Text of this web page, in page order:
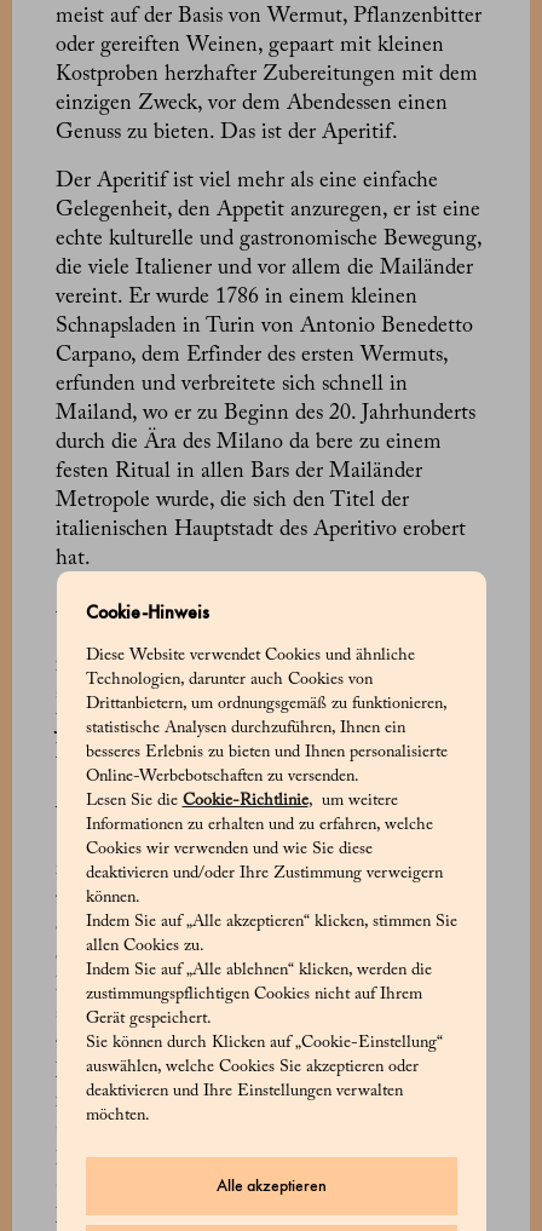
Cookie-Hinweis
Diese Website verwendet Cookies und ähnliche
Technologien, darunter auch Cookies von
Drittanbietern, um ordnungsgemäß zu funktionieren,
statistische Analysen durchzuführen, Ihnen ein
besseres Erlebnis zu bieten und Ihnen personalisierte
Online-Werbebotschaften zu versenden.
Lesen Sie die Cookie-Richtlinie, um weitere
Informationen zu erhalten und zu erfahren, welche
Cookies wir verwenden und wie Sie diese
deaktivieren und/oder Ihre Zustimmung verweigern
können.
Indem Sie auf „Alle akzeptieren“ klicken, stimmen Sie
allen Cookies zu.
Indem Sie auf „Alle ablehnen“ klicken, werden die
zustimmungspflichtigen Cookies nicht auf Ihrem
Gerät gespeichert.
Sie können durch Klicken auf „Cookie-Einstellung“
auswählen, welche Cookies Sie akzeptieren oder
deaktivieren und Ihre Einstellungen verwalten
möchten.
Alle akzeptieren
meist auf der Basis von Wermut, Pflanzenbitter
oder gereiften Weinen, gepaart mit kleinen
Kostproben herzhafter Zubereitungen mit dem
einzigen Zweck, vor dem Abendessen einen
Genuss zu bieten. Das ist der Aperitif.
Der Aperitif ist viel mehr als eine einfache
Gelegenheit, den Appetit anzuregen, er ist eine
echte kulturelle und gastronomische Bewegung,
die viele Italiener und vor allem die Mailänder
vereint. Er wurde 1786 in einem kleinen
Schnapsladen in Turin von Antonio Benedetto
Carpano, dem Erfinder des ersten Wermuts,
erfunden und verbreitete sich schnell in
Mailand, wo er zu Beginn des 20. Jahrhunderts
durch die Ära des Milano da bere zu einem
festen Ritual in allen Bars der Mailänder
Metropole wurde, die sich den Titel der
italienischen Hauptstadt des Aperitivo erobert
hat.
Angelo Marchesi, der erste Patron der
für die Anziehungskraft dieser Nouvelle Vague
sensibilisiert und führte sie in den 1930er
Jahren in der historischen Bar in der Via Santa
Maria alla Porta ein, die sofort als eines der
Kultlokale für Aperitifs in der Stadt anerkannt
wurde. Neben Torten und anderen
Köstlichkeiten traten kleine herzhafte Mignons
ihren Siegeszug auf der Konditortheke an,
zusammen mit Polybibites auf Spirituosenbasis,
die alle mit der gleichen Liebe zum Detail und
der immensen Liebe zum Rohmaterial
hergestellt wurden, die der Konditor in jede
seiner Kreationen legte. Marchesi 1824
zelebriert auch heute noch die Tradition des
Mailänder Aperitifs mit einem Triumph der
feinsten Backwaren - kostbare Windbeutel,
herzhaften Varianten - zu den beliebtesten
Cocktails wie dem Spritzer oder dem kultigen
Marchesi Cocktail.